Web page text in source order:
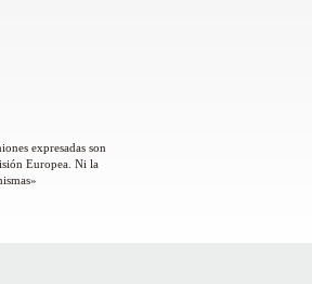
expresadas son
Europea. Ni la